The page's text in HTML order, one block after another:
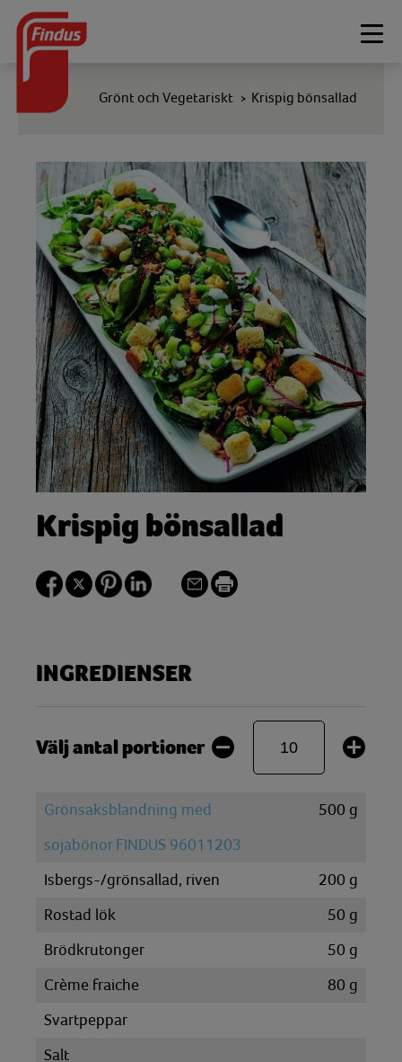
Grönt och Vegetariskt > Krispig bönsallad
Krispig bönsallad
INGREDIENSER
Välj antal portioner
Grönsaksblandning med
sojabönor FINDUS 96011203
500 g
Isbergs-/grönsallad, riven 200 g
Rostad lök
50 g
Brödkrutonger
50 g
Crème fraiche
80 g
Svartpeppar
Salt